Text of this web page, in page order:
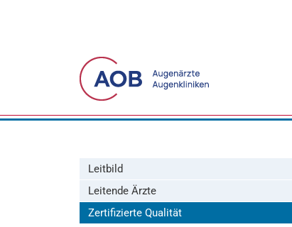
Leitbild
Leitende Ärzte
Zertifizierte Qualität